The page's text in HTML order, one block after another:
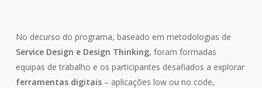
No decurso do programa, baseado em metodologias de
Service Design e Design Thinking, foram formadas
equipas de trabalho e os participantes desafiados a explorar
ferramentas digitais– aplicações lowou no code,